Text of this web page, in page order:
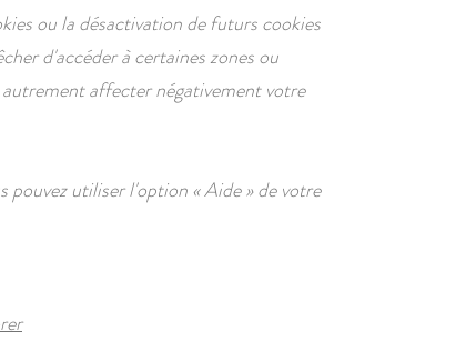
ou la désactivation de futurs cookies
d'accéder à certaines zones ou
affecter négativement votre
pouvez utiliser l'option«Aide»de votre